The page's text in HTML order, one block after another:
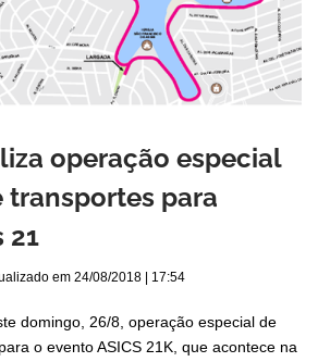
operação especial
transportes para
21
em 24/08/2018 | 17:54
domingo, 26/8, operação especial de
o evento ASICS 21K, que acontece na